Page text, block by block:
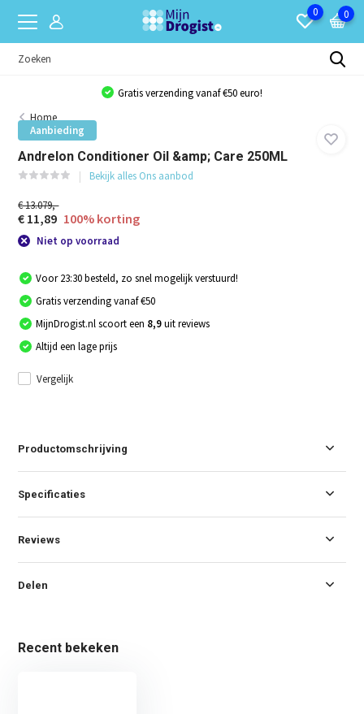
0 0
Gratis verzending vanaf €50 euro!
Home
Aanbieding
Andrelon Conditioner Oil &amp; Care 250ML
Bekijk alles Ons aanbod
€ 13.079,-
€ 11,89 100% korting
Niet op voorraad
Voor 23:30 besteld, zo snel mogelijk verstuurd!
Gratis verzending vanaf €50
MijnDrogist.nl scoort een 8,9uit reviews
Altijd een lage prijs
Vergelijk
Productomschrijving
Specificaties
Reviews
Delen
Recent bekeken